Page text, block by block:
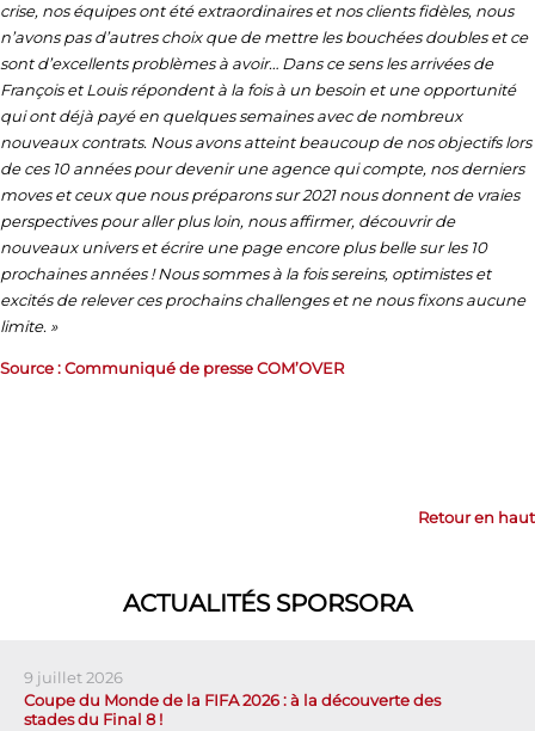
crise, nos équipes ont été extraordinaires et nos clients fidèles, nous
n’avons pas d’autres choix que de mettre les bouchées doubles et ce
sont d’excellents problèmes à avoir… Dans ce sens les arrivées de
François et Louis répondent à la fois à un besoin et une opportunité
qui ont déjà payé en quelques semaines avec de nombreux
nouveaux contrats. Nous avons atteint beaucoup de nos objectifs lors
de ces 10 années pour devenir une agence qui compte, nos derniers
moves et ceux que nous préparons sur 2021 nous donnent de vraies
perspectives pour aller plus loin, nous affirmer, découvrir de
nouveaux univers et écrire une page encore plus belle sur les 10
prochaines années ! Nous sommes à la fois sereins, optimistes et
excités de relever ces prochains challenges et ne nous fixons aucune
limite. »
Source : Communiqué de presse COM’OVER
Retour en haut
ACTUALITÉS SPORSORA
9 juillet 2026
Coupe du Monde de la FIFA 2026 : à la découverte des
stades du Final 8 !